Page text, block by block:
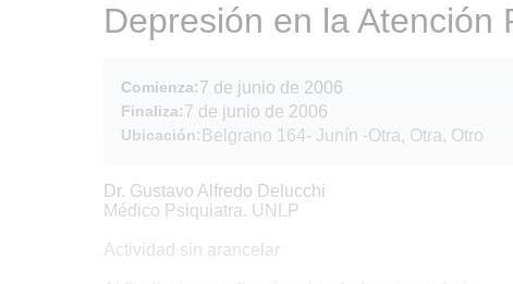
Depresión en la Atención
Comienza:7 de junio de 2006
Finaliza:7 de junio de 2006
Ubicación: Belgrano 164- Junín -Otra, Otra, Otro
Dr. Gustavo Alfredo Delucchi
Médico Psiquiatra. UNLP
Actividad sin arancelar